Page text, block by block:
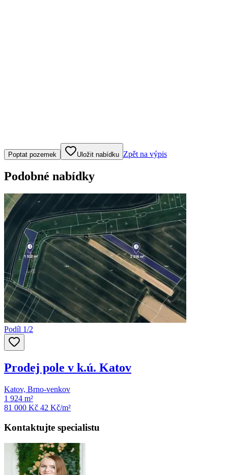
Klepněte nebo klikněte pro ovládání mapy
Poptat pozemek Uložit nabídku Zpět na výpis
Podobné nabídky
Podíl 1/2
Prodej pole v k.ú. Katov
Katov, Brno-venkov
1 924 m²
81 000 Kč 42 Kč/m²
Kontaktujte specialistu